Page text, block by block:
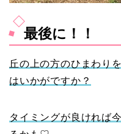
最後に！！
丘の上の方のひまわり
はいかがですか？
タイミングが良ければ